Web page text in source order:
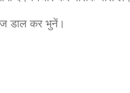
डाल कर भुनें।